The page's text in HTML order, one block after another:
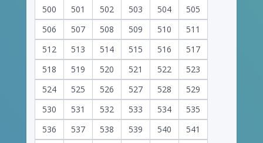
500 501 502 503 504
505
506
507 508 509 510
511
512
513 514 515 516
517
518
519 520 521 522
523
524
525 526 527 528
529
530
531 532 533 534
535
536
537 538 539 540
541